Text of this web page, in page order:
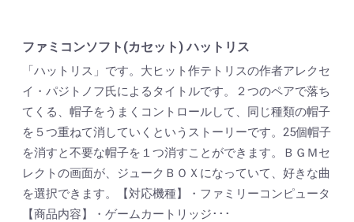
ファミコンソフト(カセット) ハットリス
「ハットリス」です。大ヒット作テトリスの作者アレクセ
イ・パジトノフ氏によるタイトルです。２つのペアで落ち
てくる、帽子をうまくコントロールして、同じ種類の帽子
を５つ重ねて消していくというストーリーです。25個帽子
を消すと不要な帽子を１つ消すことができます。ＢＧＭセ
レクトの画面が、ジュークＢＯＸになっていて、好きな曲
を選択できます。【対応機種】・ファミリーコンピュータ
【商品内容】・ゲームカートリッジ･･･